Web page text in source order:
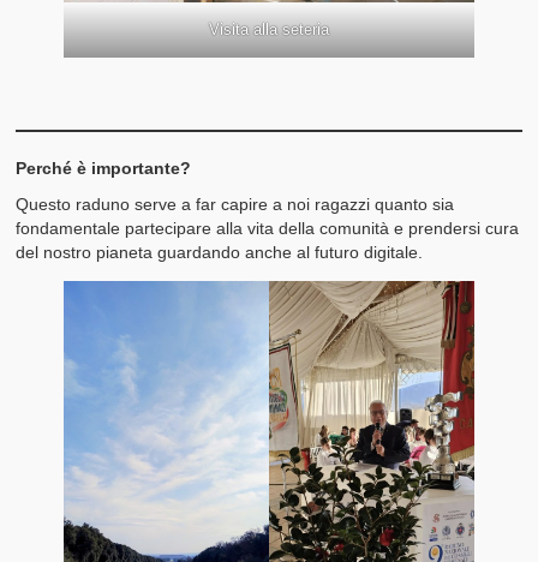
Visita alla seteria
Perché è importante?
Questo raduno serve a far capire a noi ragazzi quanto sia
fondamentale partecipare alla vita della comunità e prendersi cura
del nostro pianeta guardando anche al futuro digitale.